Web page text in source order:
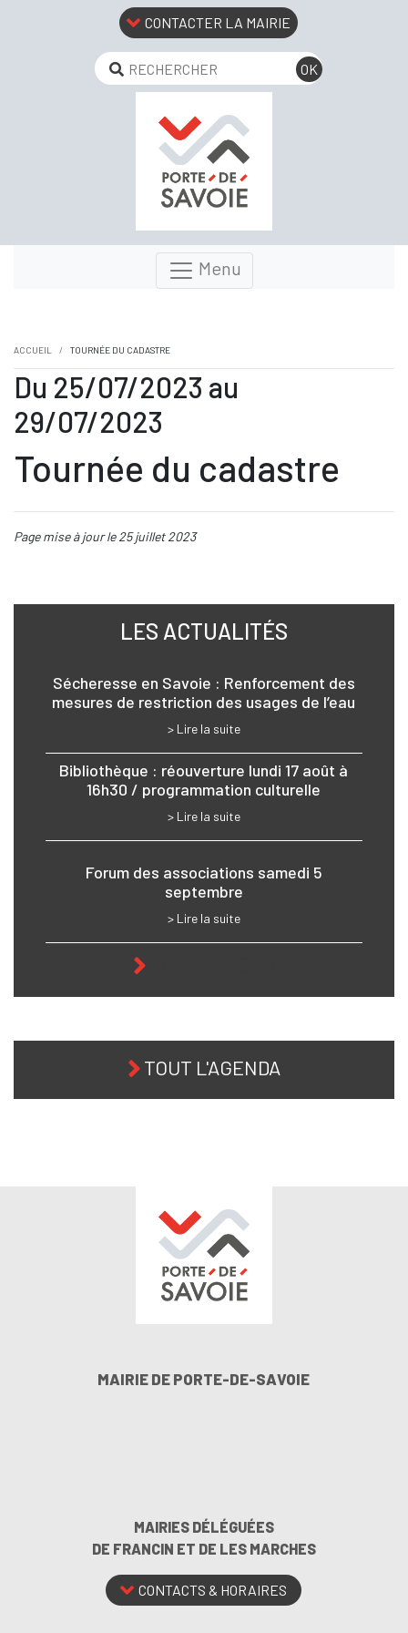
CONTACTER LA MAIRIE
Menu
ACCUEIL TOURNÉE DU CADASTRE
Du 25/07/2023 au
29/07/2023
Tournée du cadastre
Page mise à jour le 25 juillet 2023
LES ACTUALITÉS
Sécheresse en Savoie : Renforcement des
mesures de restriction des usages de l’eau
> Lire la suite
Bibliothèque : réouverture lundi 17 août à
16h30 / programmation culturelle
> Lire la suite
Forum des associations samedi 5
septembre
> Lire la suite
TOUT L'AGENDA
MAIRIE DE PORTE-DE-SAVOIE
MAIRIES DÉLÉGUÉES
DE FRANCIN ET DE LES MARCHES
CONTACTS & HORAIRES